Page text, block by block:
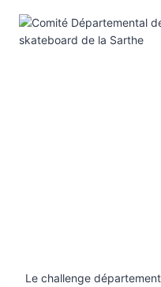
contenu
Le challenge